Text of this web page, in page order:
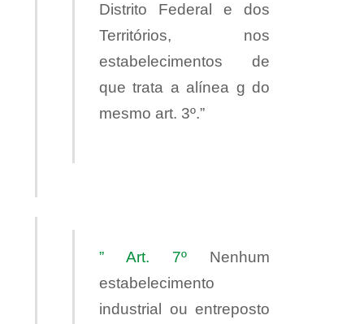
Distrito Federal e dos
Territórios, nos
estabelecimentos de
que trata a alínea g do
mesmo art. 3º.”
” Art. 7º Nenhum
estabelecimento
industrial ou entreposto